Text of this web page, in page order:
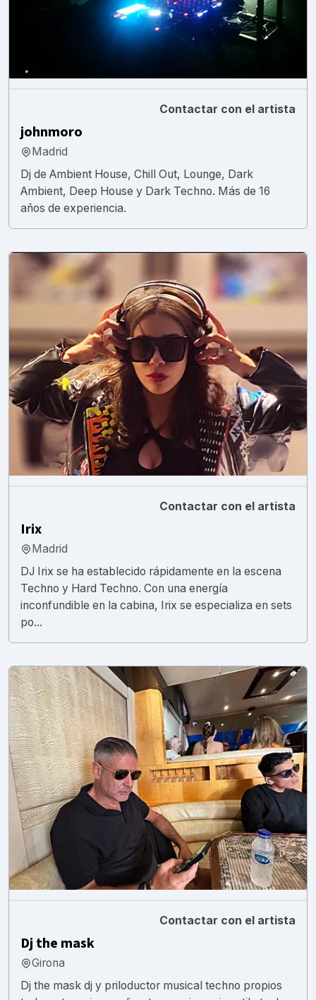
Contactar con el artista
johnmoro
Madrid
Dj de Ambient House, Chill Out, Lounge, Dark
Ambient, Deep House y Dark Techno. Más de 16
años de experiencia.
Contactar con el artista
Irix
Madrid
DJ Irix se ha establecido rápidamente en la escena
Techno y Hard Techno. Con una energía
inconfundible en la cabina, Irix se especializa en sets
po...
Contactar con el artista
Dj the mask
Girona
Dj the mask dj y priloductor musical techno propios